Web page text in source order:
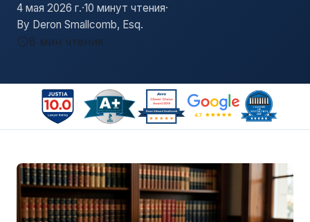
4 мая 2026 г.·10 минут чтения·
By Deron Smallcomb, Esq.
8 мин чтения